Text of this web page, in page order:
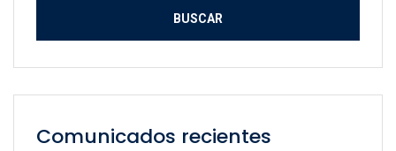
Comunicados recientes